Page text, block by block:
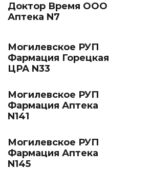
Доктор Время ООО
Аптека N7
Могилевское РУП
Фармация Горецкая
ЦРА N33
Могилевское РУП
Фармация Аптека
N141
Могилевское РУП
Фармация Аптека
N145